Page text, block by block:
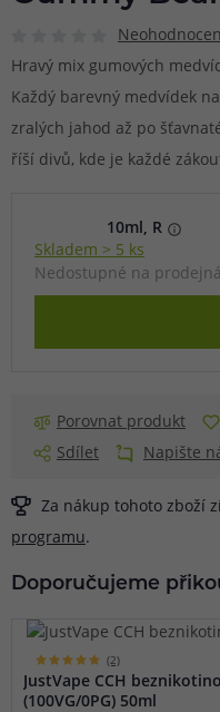
Hravý mix gumových
Každý barevný medvídek
zralých jahod až po
říší divů, kde je každé
10ml, R
Skladem > 5 ks
Nedostupné na
Porovnat produkt
Sdílet
Napište
Za nákup tohoto zboží
programu.
Doporučujeme
(2)
JustVape CCH
(100VG/0PG) 50ml